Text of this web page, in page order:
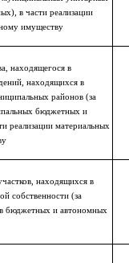
в части реализации
имуществу
находящегося в
находящихся в
районов (за
бюджетных и
реализации материальных
находящихся в
собственности (за
бюджетных и автономных